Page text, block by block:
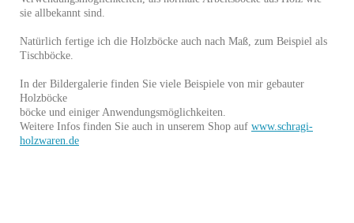
sie allbekannt sind.
Natürlich fertige ich die Holzböcke auch nach Maß, zum Beispiel als
Tischböcke.
In der Bildergalerie finden Sie viele Beispiele von mir gebauter
Holzböcke
böcke und einiger Anwendungsmöglichkeiten.
Weitere Infos finden Sie auch in unserem Shop auf www.schragi-
holzwaren.de